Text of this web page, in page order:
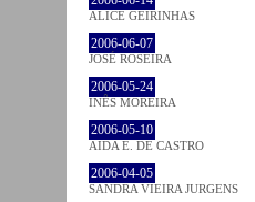
ALICE GEIRINHAS
2006-06-07
JOSÉ ROSEIRA
2006-05-24
INÊS MOREIRA
2006-05-10
AIDA E. DE CASTRO
2006-04-05
SANDRA VIEIRA JURGENS